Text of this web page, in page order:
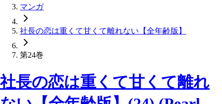
マンガ
社長の恋は重くて甘くて離れない【全年齢版】
第24巻
社長の恋は重くて甘くて離れ